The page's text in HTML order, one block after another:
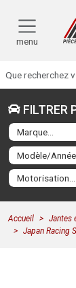
menu
FILTRER
Accueil Jantes
Japan Racing